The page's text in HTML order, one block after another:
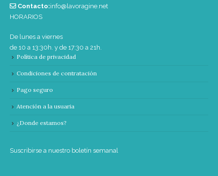
Contacto:info@lavoragine.net
HORARIOS
De lunes a viernes
de 10 a 13:30h. y de 17:30 a 21h.
Política de privacidad
Condiciones de contratación
Pago seguro
Atención a la usuaria
¿Donde estamos?
Suscribirse a nuestro boletín semanal